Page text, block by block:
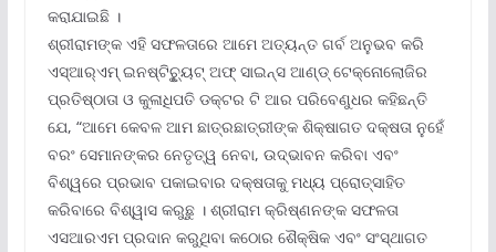
କରାଯାଇଛି ।
ଶ୍ରୀରାମଙ୍କ ଏହି ସଫଳତାରେ ଆମେ ଅତ୍ୟନ୍ତ ଗର୍ବ ଅନୁଭବ କରି
ଏସ୍‌ଆର୍‌ଏମ୍ ଇନଷ୍ଟିଚୁୃ୍ୟଟ୍ ଅଫ୍ ସାଇନ୍ସ ଆଣ୍ଡ୍ ଟେକ୍ନୋଲୋଜିର
ପ୍ରତିଷ୍ଠାତା ଓ କୁଳାଧିପତି ଡକ୍ଟର ଟି ଆର ପରିବେଣୁଧର କହିଛନ୍ତି
ଯେ, “ଆମେ କେବଳ ଆମ ଛାତ୍ରଛାତ୍ରୀଙ୍କ ଶିକ୍ଷାଗତ ଦକ୍ଷତା ନୁହେଁ
ବରଂ ସେମାନଙ୍କର ନେତୃତ୍ୱ ନେବା, ଉଦ୍ଭାବନ କରିବା ଏବଂ
ବିଶ୍ୱରେ ପ୍ରଭାବ ପକାଇବାର ଦକ୍ଷତାକୁ ମଧ୍ୟ ପ୍ରୋତ୍ସାହିତ
କରିବାରେ ବିଶ୍ୱାସ କରୁଛୁ । ଶ୍ରୀରାମ କ୍ରିଷ୍ଣନଙ୍କ ସଫଳତା
ଏସଆରଏମ ପ୍ରଦାନ କରୁଥିବା କଠୋର ଶୈକ୍ଷିକ ଏବଂ ସଂସ୍ଥାଗତ